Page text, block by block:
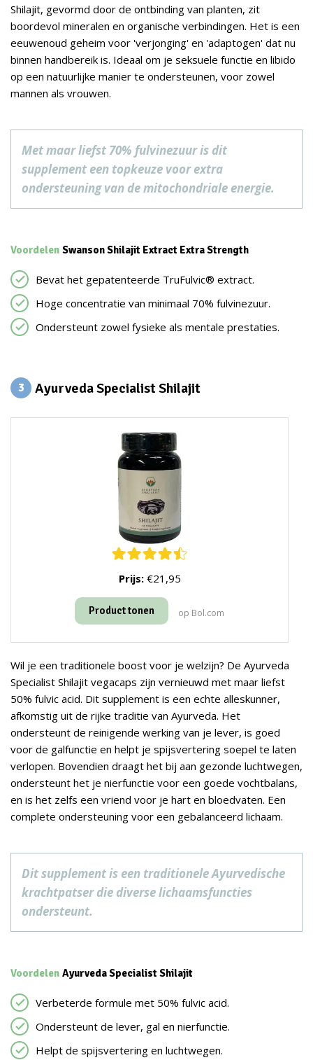
Shilajit, gevormd door de ontbinding van planten, zit
boordevol mineralen en organische verbindingen. Het is een
eeuwenoud geheim voor 'verjonging' en 'adaptogen' dat nu
binnen handbereik is. Ideaal om je seksuele functie en libido
op een natuurlijke manier te ondersteunen, voor zowel
mannen als vrouwen.
Met maar liefst 70% fulvinezuur is dit
supplement een topkeuze voor extra
ondersteuning van de mitochondriale energie.
Voordelen Swanson Shilajit Extract Extra Strength
Bevat het gepatenteerde TruFulvic® extract.
Hoge concentratie van minimaal 70% fulvinezuur.
Ondersteunt zowel fysieke als mentale prestaties.
3 Ayurveda Specialist Shilajit
Prijs:€21,95
Product tonen op Bol.com
Wil je een traditionele boost voor je welzijn? De Ayurveda
Specialist Shilajit vegacaps zijn vernieuwd met maar liefst
50% fulvic acid. Dit supplement is een echte alleskunner,
afkomstig uit de rijke traditie van Ayurveda. Het
ondersteunt de reinigende werking van je lever, is goed
voor de galfunctie en helpt je spijsvertering soepel te laten
verlopen. Bovendien draagt het bij aan gezonde luchtwegen,
ondersteunt het je nierfunctie voor een goede vochtbalans,
en is het zelfs een vriend voor je hart en bloedvaten. Een
complete ondersteuning voor een gebalanceerd lichaam.
Dit supplement is een traditionele Ayurvedische
krachtpatser die diverse lichaamsfuncties
ondersteunt.
Voordelen Ayurveda Specialist Shilajit
Verbeterde formule met 50% fulvic acid.
Ondersteunt de lever, gal en nierfunctie.
Helpt de spijsvertering en luchtwegen.